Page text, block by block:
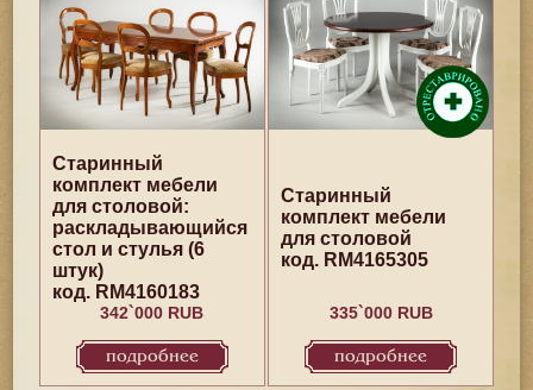
Старинный
комплект мебели
для столовой:
раскладывающийся
cтол и стулья (6
штук)
код. RM4160183
342`000 RUB
подробнее
Старинный
комплект мебели
для столовой
код. RM4165305
335`000 RUB
подробнее